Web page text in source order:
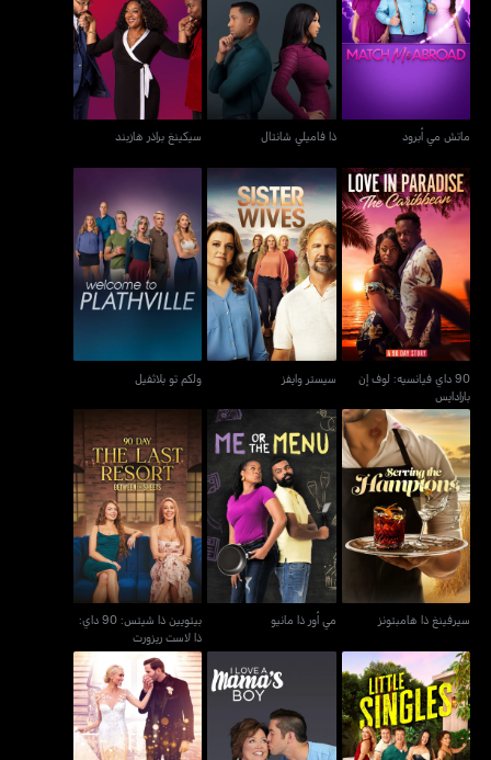
ماتش مي أبرود
ماتش مي أبرود
ذا فاميلي شانتال
ذا فاميلي شانتال
سيكينغ براذر هازبند
سيكينغ براذر هازبند
90 داي فيانسيه: لوف إن
بارادايس
90 داي فيانسيه: لوف إن
بارادايس
سيستر وايفز
سيستر وايفز
ولكم تو بلاثفيل
ولكم تو بلاثفيل
سيرفينغ ذا هامبتونز
سيرفينغ ذا هامبتونز
مي أور ذا مانيو
مي أور ذا مانيو
بيتويين ذا شيتس: 90 داي:
ذا لاست ريزورت
بيتويين ذا شيتس: 90 داي:
ذا لاست ريزورت
ليتل سينجلز آي لوف أيه ماماز بوي
طارق آند هيذر: ذا بيغ آي